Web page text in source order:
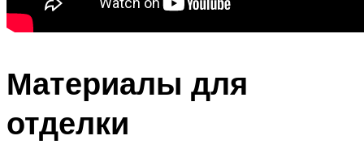
Материалы для
отделки